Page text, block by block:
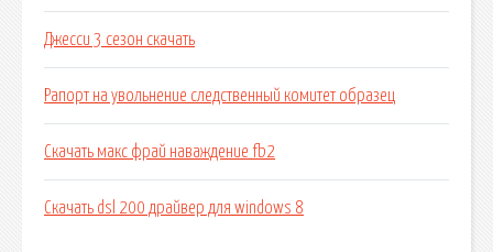
Джесси 3 сезон скачать
Рапорт на увольнение следственный комитет образец
Скачать макс фрай наваждение fb2
Скачать dsl 200 драйвер для windows 8